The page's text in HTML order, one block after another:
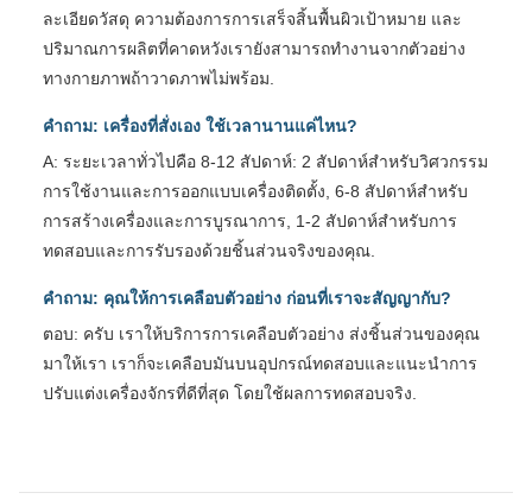
ละเอียดวัสดุ ความต้องการการเสร็จสิ้นพื้นผิวเป้าหมาย และ
ปริมาณการผลิตที่คาดหวังเรายังสามารถทํางานจากตัวอย่าง
ทางกายภาพถ้าวาดภาพไม่พร้อม.
คําถาม: เครื่องที่สั่งเอง ใช้เวลานานแค่ไหน?
A: ระยะเวลาทั่วไปคือ 8-12 สัปดาห์: 2 สัปดาห์สําหรับวิศวกรรม
การใช้งานและการออกแบบเครื่องติดตั้ง, 6-8 สัปดาห์สําหรับ
การสร้างเครื่องและการบูรณาการ, 1-2 สัปดาห์สําหรับการ
ทดสอบและการรับรองด้วยชิ้นส่วนจริงของคุณ.
คําถาม: คุณให้การเคลือบตัวอย่าง ก่อนที่เราจะสัญญากับ?
ตอบ: ครับ เราให้บริการการเคลือบตัวอย่าง ส่งชิ้นส่วนของคุณ
มาให้เรา เราก็จะเคลือบมันบนอุปกรณ์ทดสอบและแนะนําการ
ปรับแต่งเครื่องจักรที่ดีที่สุด โดยใช้ผลการทดสอบจริง.